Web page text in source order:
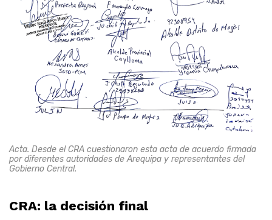
Acta. Desde el CRA cuestionaron esta acta de acuerdo firmada
por diferentes autoridades de Arequipa y representantes del
Gobierno Central.
CRA: la decisión final